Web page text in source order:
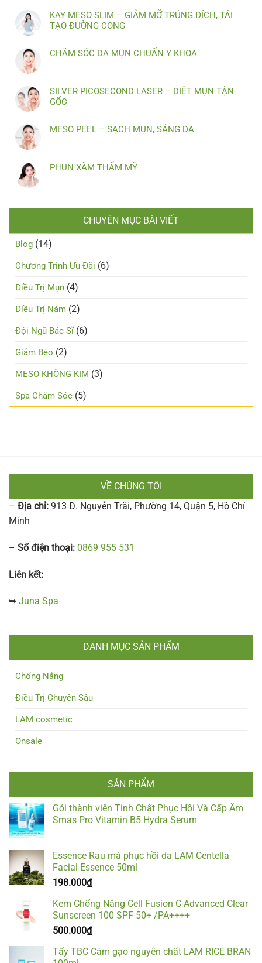
KAY MESO SLIM – GIẢM MỠ TRÚNG ĐÍCH, TÁI
TẠO ĐƯỜNG CONG
CHĂM SÓC DA MỤN CHUẨN Y KHOA
SILVER PICOSECOND LASER – DIỆT MỤN TẬN
GỐC
MESO PEEL – SẠCH MỤN, SÁNG DA
PHUN XĂM THẨM MỸ
CHUYÊN MỤC BÀI VIẾT
Blog (14)
Chương Trình Ưu Đãi (6)
Điều Trị Mụn (4)
Điều Trị Nám (2)
Đội Ngũ Bác Sĩ(6)
Giảm Béo (2)
MESO KHÔNG KIM (3)
Spa Chăm Sóc (5)
VỀ CHÚNG TÔI
– Địa chỉ: 913 Đ. Nguyễn Trãi, Phường 14, Quận 5, Hồ Chí
Minh
– Số điện thoại: 0869 955 531
Liên kết:
➥ Juna Spa
DANH MỤC SẢN PHẨM
Chống Nắng
Điều Trị Chuyên Sâu
LAM cosmetic
Onsale
SẢN PHẨM
Gói thành viên Tinh Chất Phục Hồi Và Cấp Ẩm
Smas Pro Vitamin B5 Hydra Serum
Essence Rau má phục hồi da LAM Centella
Facial Essence 50ml
198.000₫
Kem Chống Nắng Cell Fusion C Advanced Clear
Sunscreen 100 SPF 50+ /PA++++
500.000₫
Tẩy TBC Cám gạo nguyên chất LAM RICE BRAN